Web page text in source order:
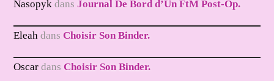
Nasopyk dansJournal De Bord d’Un FtM Post-Op.
Eleah dansChoisir Son Binder.
Oscar dansChoisir Son Binder.